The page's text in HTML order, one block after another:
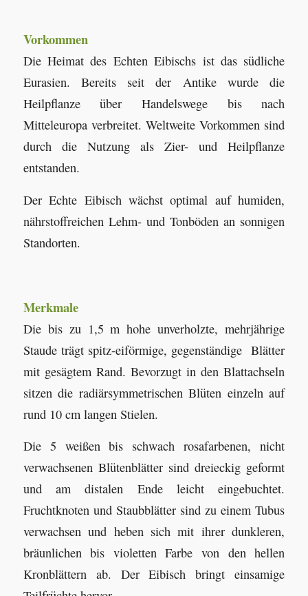
Vorkommen
Die Heimat des Echten Eibischs ist das südliche
Eurasien. Bereits seit der Antike wurde die
Heilpflanze über Handelswege bis nach
Mitteleuropa verbreitet. Weltweite Vorkommen sind
durch die Nutzung als Zier- und Heilpflanze
entstanden.
Der Echte Eibisch wächst optimal auf humiden,
nährstoffreichen Lehm- und Tonböden an sonnigen
Standorten.
Merkmale
Die bis zu 1,5 m hohe unverholzte, mehrjährige
Staude trägt spitz-eiförmige, gegenständige Blätter
mit gesägtem Rand. Bevorzugt in den Blattachseln
sitzen die radiärsymmetrischen Blüten einzeln auf
rund 10 cm langen Stielen.
Die 5 weißen bis schwach rosafarbenen, nicht
verwachsenen Blütenblätter sind dreieckig geformt
und am distalen Ende leicht eingebuchtet.
Fruchtknoten und Staubblätter sind zu einem Tubus
verwachsen und heben sich mit ihrer dunkleren,
bräunlichen bis violetten Farbe von den hellen
Kronblättern ab. Der Eibisch bringt einsamige